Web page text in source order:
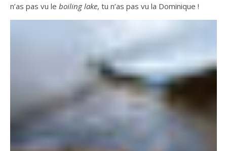
n’as pas vu le boiling lake, tu n’as pas vu la Dominique !